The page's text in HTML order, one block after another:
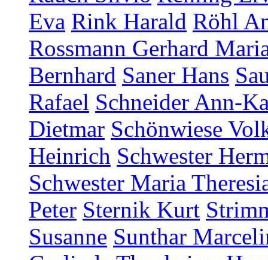
Eva Rink Harald Röhl
Rossmann Gerhard
Bernhard Saner Hans
Rafael Schneider Ann-
Dietmar Schönwiese
Heinrich Schwester
Schwester Maria
Peter Sternik Kurt
Susanne Sunthar